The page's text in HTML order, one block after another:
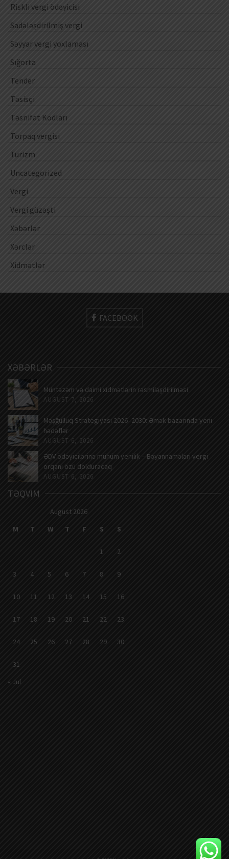
Riskli vergi ödəyicisi
Sadələşdirilmiş vergi
Səyyar vergi yoxlaması
Sığorta
Tender
Təsisçi
Təsnifat Kodları
Torpaq vergisi
Turizm
Uncategorized
Vergi
Vergi güzəşti
Xəbərlər
Xərclər
Xidmətlər
FACEBOOK
XƏBƏRLƏR
Müntəzəm və daimi xidmətlərin rəsmiləşdirilməsi
AUGUST 7, 2026
Məşğulluq Strategiyası 2026–2030: Əmək bazarında yeni
hədəflər
AUGUST 6, 2026
ƏDV ödəyicilərinə mühüm yenilik – Bəyannamələri vergi
orqanı özü dolduracaq
AUGUST 6, 2026
TƏQVIM
August 2026
M
T W T F S S
1 2
3 4 5 6 7 8 9
10 11 12 13 14 15 16
17 18 19 20 21 22 23
24 25 26 27 28 29 30
31
« Jul